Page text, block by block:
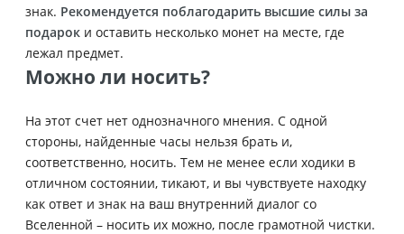
знак. Рекомендуется поблагодарить высшие силы за
подарок и оставить несколько монет на месте, где
лежал предмет.
Можно ли носить?
На этот счет нет однозначного мнения. С одной
стороны, найденные часы нельзя брать и,
соответственно, носить. Тем не менее если ходики в
отличном состоянии, тикают, и вы чувствуете находку
как ответ и знак на ваш внутренний диалог со
Вселенной – носить их можно, после грамотной чистки.